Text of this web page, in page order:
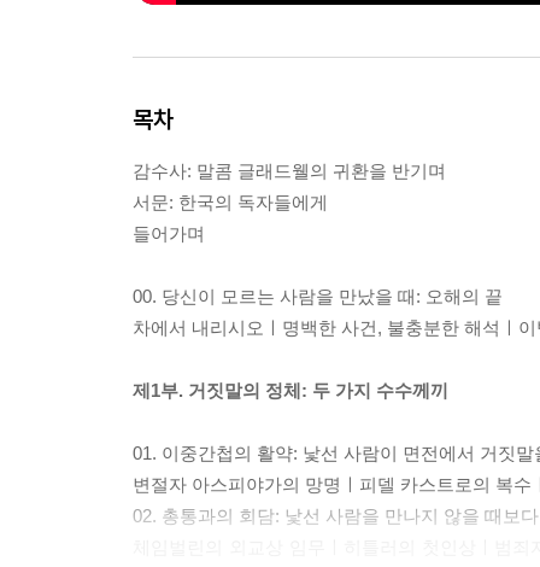
목차
감수사: 말콤 글래드웰의 귀환을 반기며
서문: 한국의 독자들에게
들어가며
00. 당신이 모르는 사람을 만났을 때: 오해의 끝
차에서 내리시오ㅣ명백한 사건, 불충분한 해석ㅣ
제1부. 거짓말의 정체: 두 가지 수수께끼
01. 이중간첩의 활약: 낯선 사람이 면전에서 거짓
변절자 아스피야가의 망명ㅣ피델 카스트로의 복수
02. 총통과의 회담: 낯선 사람을 만나지 않을 때보